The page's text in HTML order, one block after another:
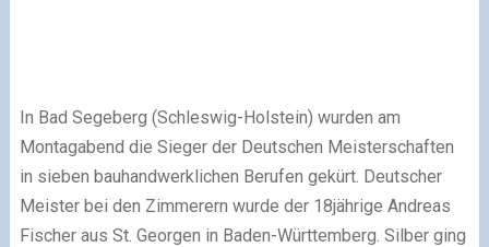
In Bad Segeberg (Schleswig-Holstein) wurden am
Montagabend die Sieger der Deutschen Meisterschaften
in sieben bauhandwerklichen Berufen gekürt. Deutscher
Meister bei den Zimmerern wurde der 18jährige Andreas
Fischer aus St. Georgen in Baden-Württemberg. Silber ging